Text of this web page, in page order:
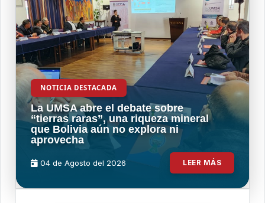
NOTICIA DESTACADA
La UMSA abre el debate sobre
“tierras raras”, una riqueza mineral
que Bolivia aún no explora ni
aprovecha
04 de Agosto del 2026 LEER MÁS